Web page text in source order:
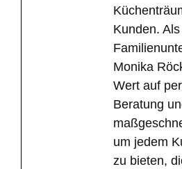
Kunden.
Monika
Wert auf
Beratung
um jedem
zu bieten,